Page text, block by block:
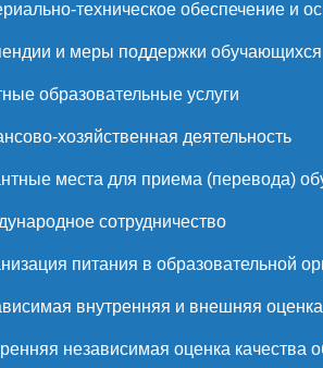
техническое обеспечение и
и меры поддержки обучающихся
образовательные услуги
хозяйственная деятельность
места для приема (перевода)
сотрудничество
питания в образовательной
внутренняя и внешняя оценка
независимая оценка качества